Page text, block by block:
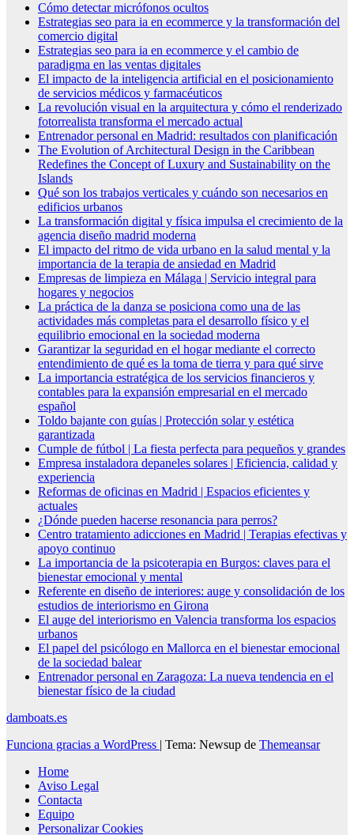
Cómo detectar micrófonos ocultos
Estrategias seo para ia en ecommerce y la transformación del
comercio digital
Estrategias seo para ia en ecommerce y el cambio de
paradigma en las ventas digitales
El impacto de la inteligencia artificial en el posicionamiento
de servicios médicos y farmacéuticos
La revolución visual en la arquitectura y cómo el renderizado
fotorrealista transforma el mercado actual
Entrenador personal en Madrid: resultados con planificación
The Evolution of Architectural Design in the Caribbean
Redefines the Concept of Luxury and Sustainability on the
Islands
Qué son los trabajos verticales y cuándo son necesarios en
edificios urbanos
La transformación digital y física impulsa el crecimiento de la
agencia diseño madrid moderna
El impacto del ritmo de vida urbano en la salud mental y la
importancia de la terapia de ansiedad en Madrid
Empresas de limpieza en Málaga | Servicio integral para
hogares y negocios
La práctica de la danza se posiciona como una de las
actividades más completas para el desarrollo físico y el
equilibrio emocional en la sociedad moderna
Garantizar la seguridad en el hogar mediante el correcto
entendimiento de qué es la toma de tierra y para qué sirve
La importancia estratégica de los servicios financieros y
contables para la expansión empresarial en el mercado
español
Toldo bajante con guías | Protección solar y estética
garantizada
Cumple de fútbol | La fiesta perfecta para pequeños y grandes
Empresa instaladora depaneles solares | Eficiencia, calidad y
experiencia
Reformas de oficinas en Madrid | Espacios eficientes y
actuales
¿Dónde pueden hacerse resonancia para perros?
Centro tratamiento adicciones en Madrid | Terapias efectivas y
apoyo continuo
La importancia de la psicoterapia en Burgos: claves para el
bienestar emocional y mental
Referente en diseño de interiores: auge y consolidación de los
estudios de interiorismo en Girona
El auge del interiorismo en Valencia transforma los espacios
urbanos
El papel del psicólogo en Mallorca en el bienestar emocional
de la sociedad balear
Entrenador personal en Zaragoza: La nueva tendencia en el
bienestar físico de la ciudad
damboats.es
Funciona gracias a WordPress | Tema: Newsup de Themeansar
Home
Aviso Legal
Contacta
Equipo
Personalizar Cookies